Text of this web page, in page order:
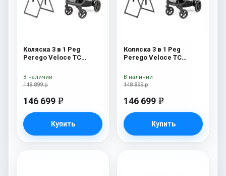
Коляска 3 в 1 Peg
Perego Veloce TC
Shine New
148 899 р
146 699 e
Купить
В наличии
Коляска 3 в 1 Peg
Perego Veloce TC
New
148 899 р
146 699 e
Купить
В наличии